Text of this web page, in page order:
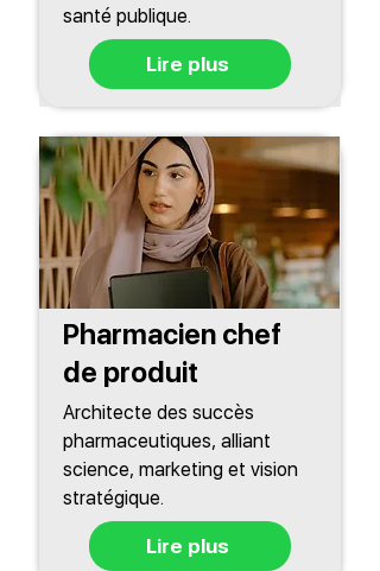
santé publique.
Lire plus
Pharmacien chef
de produit
Architecte des succès
pharmaceutiques, alliant
science, marketing et vision
stratégique.
Lire plus